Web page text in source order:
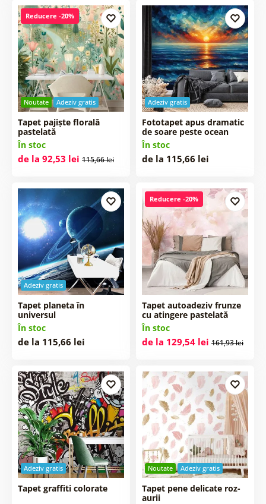
Noutate Adeziv gratis
Reducere -20%
Tapet pajiște florală
pastelată
În stoc
de la 92,53 lei 115,66 lei
Adeziv gratis
Fototapet apus dramatic
de soare peste ocean
În stoc
de la 115,66 lei
Adeziv gratis
Tapet planeta în
universul
În stoc
de la 115,66 lei
Reducere -20%
Tapet autoadeziv frunze
cu atingere pastelată
În stoc
de la 129,54 lei 161,93 lei
Adeziv gratis
Tapet graffiti colorate
Noutate Adeziv gratis
Tapet pene delicate roz-
aurii